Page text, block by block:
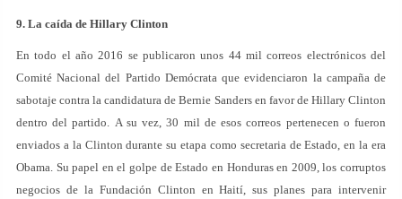
9. La caída de Hillary Clinton
En todo el año 2016 se publicaron unos 44 mil correos electrónicos del
Comité Nacional del Partido Demócrata que evidenciaron la campaña de
sabotaje contra la candidatura de Bernie Sanders en favor de Hillary Clinton
dentro del partido. A su vez, 30 mil de esos correos pertenecen o fueron
enviados a la Clinton durante su etapa como secretaria de Estado, en la era
Obama. Su papel en el golpe de Estado en Honduras en 2009, los corruptos
negocios de la Fundación Clinton en Haití, sus planes para intervenir